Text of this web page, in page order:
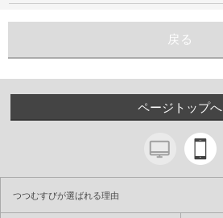
ページトップへ
つつむすびが選ばれる理由